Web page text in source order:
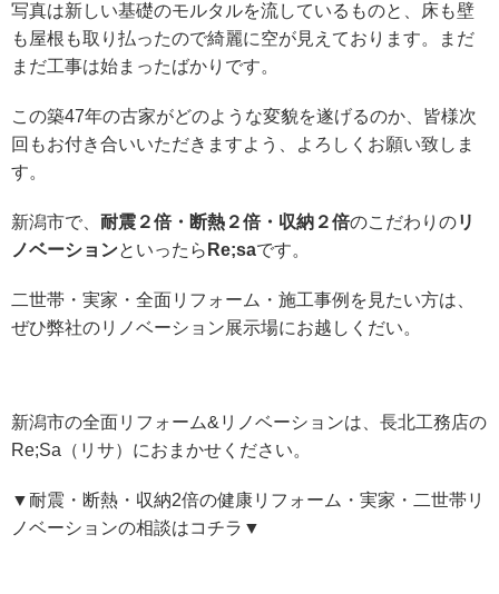
写真は新しい基礎のモルタルを流しているものと、床も壁
も屋根も取り払ったので綺麗に空が見えております。まだ
まだ工事は始まったばかりです。
この築47年の古家がどのような変貌を遂げるのか、皆様次
回もお付き合いいただきますよう、よろしくお願い致しま
す。
新潟市で、 耐震２倍・断熱２倍・収納２倍のこだわりのリ
ノベーションといったら Re;saです。
二世帯・実家・全面リフォーム・施工事例を見たい方は、
ぜひ弊社のリノベーション展示場にお越しくだい。
新潟市の全面リフォーム&リノベーションは、長北工務店の
Re;Sa（リサ）におまかせください。
▼耐震・断熱・収納2倍の健康リフォーム・実家・二世帯リ
ノベーションの相談はコチラ▼